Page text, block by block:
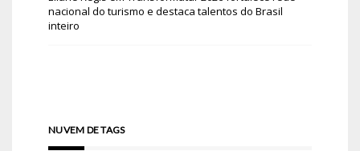
nacional do turismo e destaca talentos do Brasil
inteiro
NUVEM DE TAGS